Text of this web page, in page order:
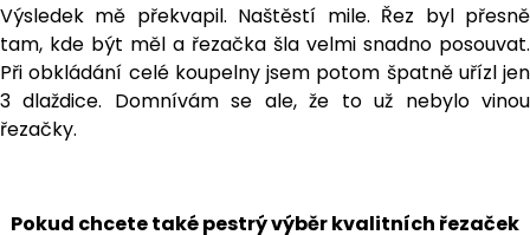
Výsledek mě překvapil. Naštěstí mile. Řez byl přesně
tam, kde být měl a řezačka šla velmi snadno posouvat.
Při obkládání celé koupelny jsem potom špatně uřízl jen
3 dlaždice. Domnívám se ale, že to už nebylo vinou
řezačky.
Pokud chcete také pestrý výběr kvalitních řezaček